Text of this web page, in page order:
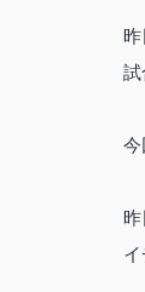
昨
試
今
昨